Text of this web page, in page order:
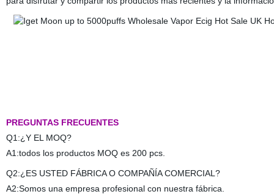
PREGUNTAS FRECUENTES
Q1:¿Y EL MOQ?
A1:todos los productos MOQ es 200 pcs.
Q2:¿ES USTED FÁBRICA O COMPAÑÍA COMERCIAL?
A2:Somos una empresa profesional con nuestra fábrica.